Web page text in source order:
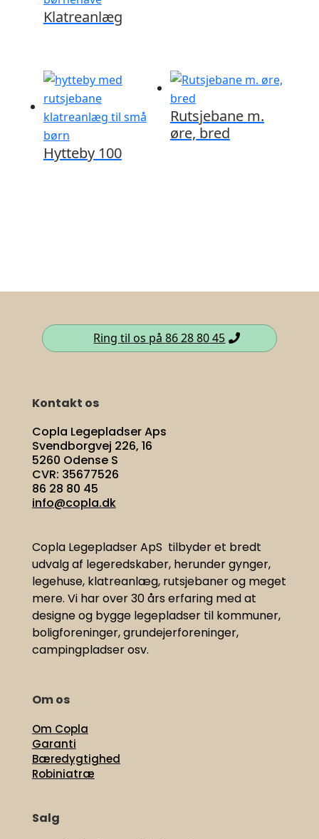
Klatreanlæg
Hytteby 100
Rutsjebane m.
øre, bred
Ring til os på 86 28 80 45
Kontakt os
Copla Legepladser Aps
Svendborgvej 226, 16
5260 Odense S
CVR: 35677526
86 28 80 45
info@copla.dk
Copla Legepladser ApS tilbyder et bredt
udvalg af legeredskaber, herunder gynger,
legehuse, klatreanlæg, rutsjebaner og meget
mere. Vi harover 30 års erfaring med at
designe og bygge legepladser til kommuner,
boligforeninger, grundejerforeninger,
campingpladser osv.
Om os
Om Copla
Garanti
Bæredygtighed
Robiniatræ
Salg